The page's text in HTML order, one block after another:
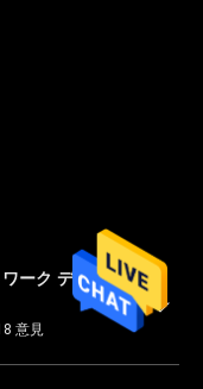
ーク デバイス
意見